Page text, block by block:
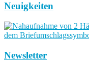
Neuigkeiten
Newsletter